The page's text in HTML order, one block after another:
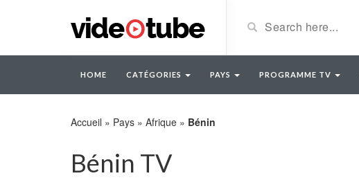
HOME CATÉGORIES PAYS PROGRAMME TV
Accueil » Pays » Afrique » Bénin
Bénin TV